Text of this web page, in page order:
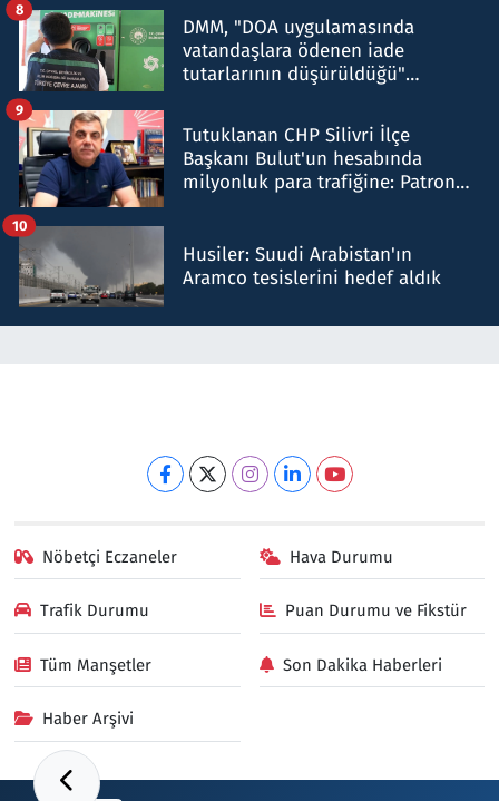
DMM, "DOA uygulamasında
vatandaşlara ödenen iade
tutarlarının düşürüldüğü"
8
Tutuklanan CHP Silivri İlçe
Başkanı Bulut'un hesabında
milyonluk para trafiğine: Patron
9
Husiler: Suudi Arabistan'ın
Aramco tesislerini hedef aldık
10
Nöbetçi Eczaneler Hava Durumu
Trafik Durumu Puan Durumu ve Fikstür
Tüm Manşetler Son Dakika Haberleri
Haber Arşivi